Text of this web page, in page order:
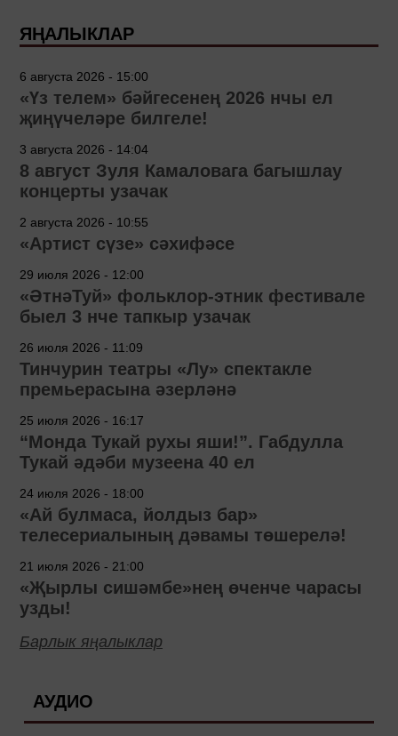
ЯҢАЛЫКЛАР
6 августа 2026 - 15:00
«Үз телем» бәйгесенең 2026 нчы ел
җиңүчеләре билгеле!
3 августа 2026 - 14:04
8 август Зуля Камаловага багышлау
концерты узачак
2 августа 2026 - 10:55
«Артист сүзе» сәхифәсе
29 июля 2026 - 12:00
«ӘтнәТуй» фольклор-этник фестивале
быел 3 нче тапкыр узачак
26 июля 2026 - 11:09
Тинчурин театры «Лу» спектакле
премьерасына әзерләнә
25 июля 2026 - 16:17
“Монда Тукай рухы яши!”. Габдулла
Тукай әдәби музеена 40 ел
24 июля 2026 - 18:00
«Ай булмаса, йолдыз бар»
телесериалының дәвамы төшерелә!
21 июля 2026 - 21:00
«Җырлы сишәмбе»нең өченче чарасы
узды!
Барлык яңалыклар
АУДИО